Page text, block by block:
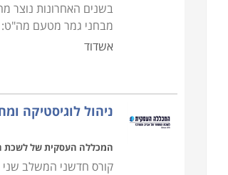
בשנים האחרונות נוצר
מבחני גמר מטעם מה"ט:
אשדוד
ניהול לוגיסטיקה
המכללה העסקית של לשכת
קורס חדשני המשלב שני